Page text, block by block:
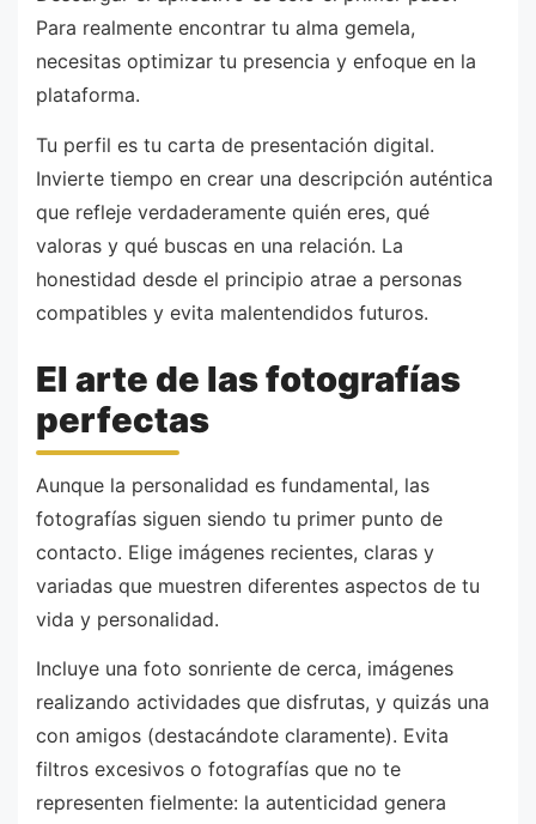
Para realmente encontrar tu alma gemela,
necesitas optimizar tu presencia y enfoque en la
plataforma.
Tu perfil es tu carta de presentación digital.
Invierte tiempo en crear una descripción auténtica
que refleje verdaderamente quién eres, qué
valoras y qué buscas en una relación. La
honestidad desde el principio atrae a personas
compatibles y evita malentendidos futuros.
El arte de las fotografías
perfectas
Aunque la personalidad es fundamental, las
fotografías siguen siendo tu primer punto de
contacto. Elige imágenes recientes, claras y
variadas que muestren diferentes aspectos de tu
vida y personalidad.
Incluye una foto sonriente de cerca, imágenes
realizando actividades que disfrutas, y quizás una
con amigos (destacándote claramente). Evita
filtros excesivos o fotografías que no te
representen fielmente: la autenticidad genera